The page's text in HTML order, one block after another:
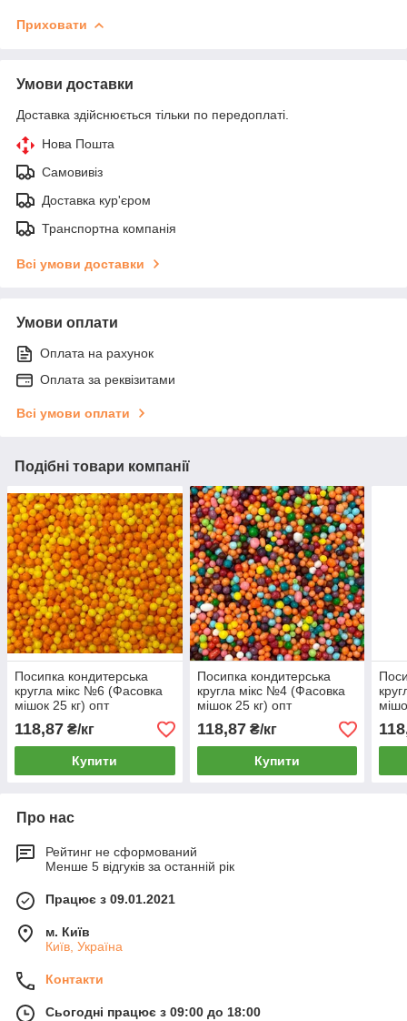
Приховати
Умови доставки
Доставка здійснюється тільки по передоплаті.
Нова Пошта
Самовивіз
Доставка кур'єром
Транспортна компанія
Всі умови доставки
Умови оплати
Оплата на рахунок
Оплата за реквізитами
Всі умови оплати
Подібні товари компанії
Посипка кондитерська
кругла мікс №6 (Фасовка
мішок 25 кг) опт
118,87 ₴/кг
Купити
Посипка кондитерська
кругла мікс №4 (Фасовка
мішок 25 кг) опт
118,87₴/кг
Купити
Про нас
Рейтинг не сформований
Менше 5 відгуків за останній рік
Працює з 09.01.2021
м. Київ
Київ, Україна
Контакти
Сьогодні працює з 09:00 до 18:00